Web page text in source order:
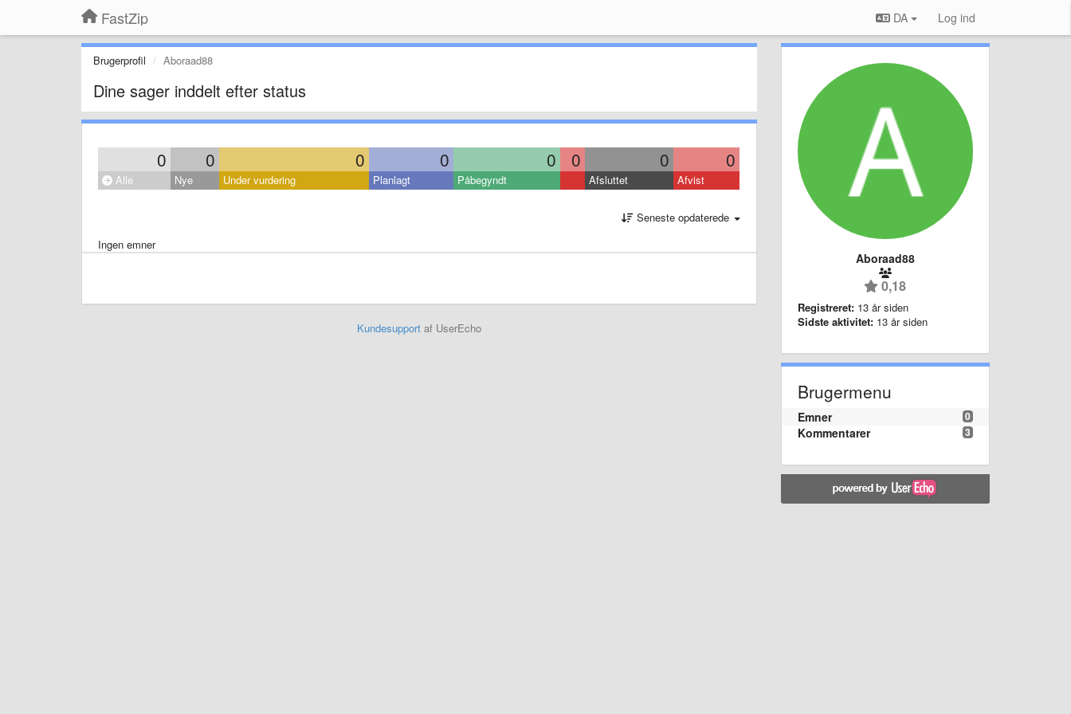
FastZip DA Log ind
Brugerprofil Aboraad88
Dine sager inddelt efter status
0 0 0 0 0 0 0 0
Alle Nye Under vurdering Planlagt Påbegyndt Afsluttet Afvist
Seneste opdaterede
Ingen emner
Kundesupportaf UserEcho
Aboraad88
0,18
Registreret: 13 år siden
Sidste aktivitet: 13 år siden
Brugermenu
0
Emner
3
Kommentarer